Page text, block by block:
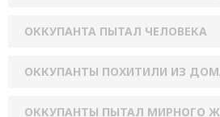
ОККУПАНТА ПЫТАЛ ЧЕЛОВЕКА
ОККУПАНТЫ ПОХИТИЛИ ИЗ
ОККУПАНТЫ ПЫТАЛ МИРНОГО